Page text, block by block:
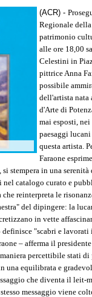
(ACR) -
Regionale
patrimonio
alle ore 18,00
Celestini in
pittrice Anna
possibile
dell'artista nata
d'Arte di
mai esposti,
paesaggi
questa artista.
Faraone
stempera in una
catalogo curato e
reinterpreta le
del dipingere: la
in vette
"scabri e
– afferma il
percettibile stati di
una equilibrata e
che diventa il leit-
messaggio viene